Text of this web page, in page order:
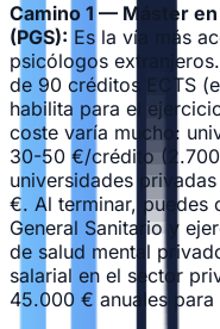
Camino 1 — Máster
(PGS): Es la vía más
psicólogos
de 90 créditos ECTS
habilita para el
coste varía mucho:
30-50 €/crédito
universidades
€. Al terminar, puedes
General Sanitario y
de salud mental
salarial en el sector
45.000 € anuales